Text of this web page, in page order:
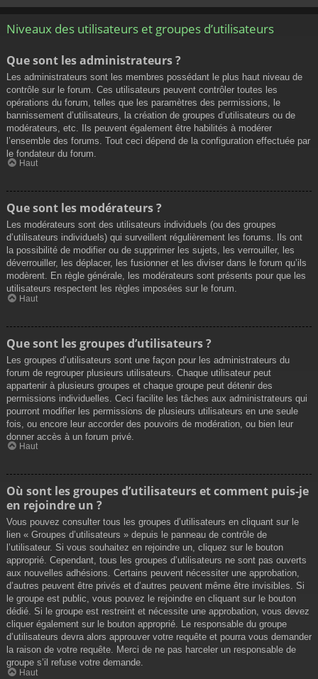
Niveaux des utilisateurs et groupes d’utilisateurs
Que sont les administrateurs ?
Les administrateurs sont les membres possédant le plus haut niveau de
contrôle sur le forum. Ces utilisateurs peuvent contrôler toutes les
opérations du forum, telles que les paramètres des permissions, le
bannissement d’utilisateurs, la création de groupes d’utilisateurs ou de
modérateurs, etc. Ils peuvent également être habilités à modérer
l’ensemble des forums. Tout ceci dépend de la configuration effectuée par
le fondateur du forum.
Haut
Que sont les modérateurs ?
Les modérateurs sont des utilisateurs individuels (ou des groupes
d’utilisateurs individuels) qui surveillent régulièrement les forums. Ils ont
la possibilité de modifier ou de supprimer les sujets, les verrouiller, les
déverrouiller, les déplacer, les fusionner et les diviser dans le forum qu’ils
modèrent. En règle générale, les modérateurs sont présents pour que les
utilisateurs respectent les règles imposées sur le forum.
Haut
Que sont les groupes d’utilisateurs ?
Les groupes d’utilisateurs sont une façon pour les administrateurs du
forum de regrouper plusieurs utilisateurs. Chaque utilisateur peut
appartenir à plusieurs groupes et chaque groupe peut détenir des
permissions individuelles. Ceci facilite les tâches aux administrateurs qui
pourront modifier les permissions de plusieurs utilisateurs en une seule
fois, ou encore leur accorder des pouvoirs de modération, ou bien leur
donner accès à un forum privé.
Haut
Où sont les groupes d’utilisateurs et comment puis-je
en rejoindre un ?
Vous pouvez consulter tous les groupes d’utilisateurs en cliquant sur le
lien « Groupes d’utilisateurs » depuis le panneau de contrôle de
l’utilisateur. Si vous souhaitez en rejoindre un, cliquez sur le bouton
approprié. Cependant, tous les groupes d’utilisateurs ne sont pas ouverts
aux nouvelles adhésions. Certains peuvent nécessiter une approbation,
d’autres peuvent être privés et d’autres peuvent même être invisibles. Si
le groupe est public, vous pouvez le rejoindre en cliquant sur le bouton
dédié. Si le groupe est restreint et nécessite une approbation, vous devez
cliquer également sur le bouton approprié. Le responsable du groupe
d’utilisateurs devra alors approuver votre requête et pourra vous demander
la raison de votre requête. Merci de ne pas harceler un responsable de
groupe s’il refuse votre demande.
Haut